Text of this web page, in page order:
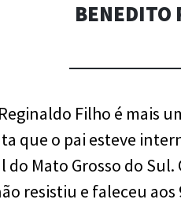
BENEDITO
Filho é mais
que o pai esteve
do Mato Grosso do
resistiu e faleceu aos